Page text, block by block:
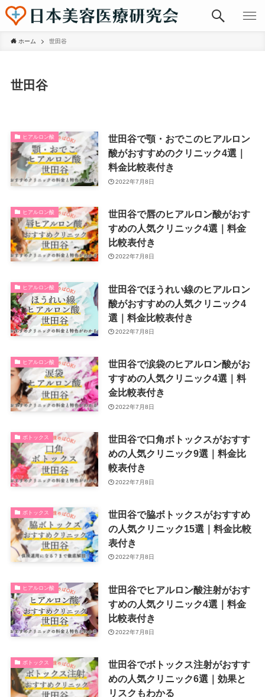
ホーム 世田谷
世田谷
ヒアルロン酸
世田谷で顎・おでこのヒアルロン
酸がおすすめのクリニック4選｜
料金比較表付き
2022年7月8日
ヒアルロン酸
世田谷で唇のヒアルロン酸がおす
すめの人気クリニック4選｜料金
比較表付き
2022年7月8日
ヒアルロン酸
世田谷でほうれい線のヒアルロン
酸がおすすめの人気クリニック4
選｜料金比較表付き
2022年7月8日
ヒアルロン酸
世田谷で涙袋のヒアルロン酸がお
すすめの人気クリニック4選｜料
金比較表付き
2022年7月8日
ボトックス
世田谷で口角ボトックスがおすす
めの人気クリニック9選｜料金比
較表付き
2022年7月8日
ボトックス
世田谷で脇ボトックスがおすすめ
の人気クリニック15選｜料金比較
表付き
2022年7月8日
ヒアルロン酸
世田谷でヒアルロン酸注射がおす
すめの人気クリニック4選｜料金
比較表付き
2022年7月8日
ボトックス
世田谷でボトックス注射がおすす
めの人気クリニック6選｜効果と
リスクもわかる